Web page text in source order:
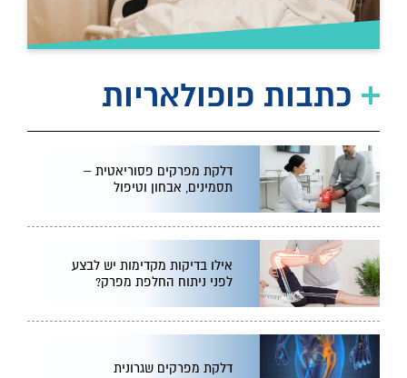
כתבות פופולאריות
דלקת מפרקים פסוריאטית –
תסמינים, אבחון וטיפול
אילו בדיקות מקדימות יש לבצע
לפני ניתוח החלפת מפרק?
דלקת מפרקים שגרונית